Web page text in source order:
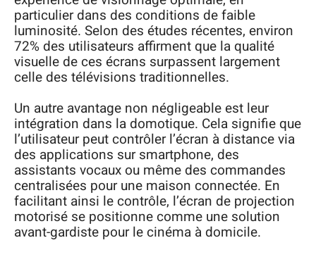
particulier dans des conditions de faible
luminosité. Selon des études récentes, environ
72% des utilisateurs affirment que la qualité
visuelle de ces écrans surpassent largement
celle des télévisions traditionnelles.
Un autre avantage non négligeable est leur
intégration dans la domotique. Cela signifie que
l’utilisateur peut contrôler l’écran à distance via
des applications sur smartphone, des
assistants vocaux ou même des commandes
centralisées pour une maison connectée. En
facilitant ainsi le contrôle, l’écran de projection
motorisé se positionne comme une solution
avant-gardiste pour le cinéma à domicile.